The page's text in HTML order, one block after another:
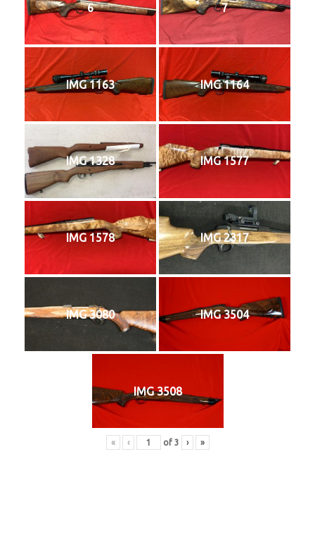
6 7
IMG 1163 IMG 1164
IMG 1328 IMG 1577
IMG 1578 IMG 2317
IMG 3080 IMG 3504
IMG 3508
« ‹ of 3 › »